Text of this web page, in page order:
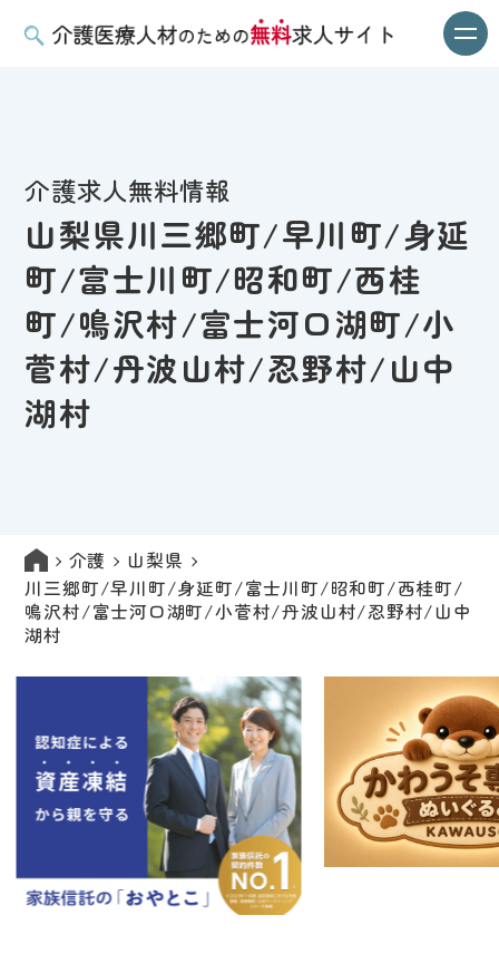
介護求人無料情報
山梨県川三郷町/早川町/身延
町/富士川町/昭和町/西桂
町/鳴沢村/富士河口湖町/小
菅村/丹波山村/忍野村/山中
湖村
介護
山梨県
川三郷町/早川町/身延町/富士川町/昭和町/西桂町/
鳴沢村/富士河口湖町/小菅村/丹波山村/忍野村/山中
湖村